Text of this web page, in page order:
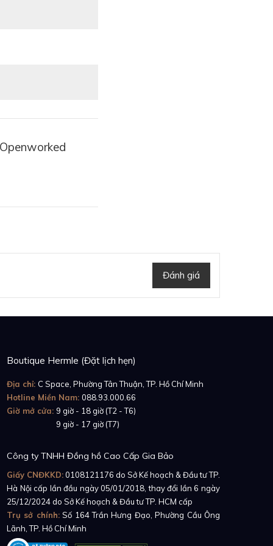
Đánh giá
Boutique Hermle (Đặt lịch hẹn)
Địa chỉ: C Space, Phường Tân Thuận, TP. Hồ Chí Minh
Hotline Miền Nam: 088.93.000.66
Giờ mở cửa: 9 giờ - 18 giờ (T2 - T6)
9 giờ - 17 giờ (T7)
Công ty TNHH Đồng hồ Cao Cấp Gia Bảo
Giấy CNĐKKD:0108121176 do Sở Kế hoạch & Đầu tư TP.
Hà Nội cấp lần đầu ngày 05/01/2018, thay đổi lần 6 ngày
25/12/2024 do Sở Kế hoạch & Đầu tư TP. HCM cấp
Trụ sở chính:Số 164 Trần Hưng Đạo, Phường Cầu Ông
Lãnh, TP. Hồ Chí Minh